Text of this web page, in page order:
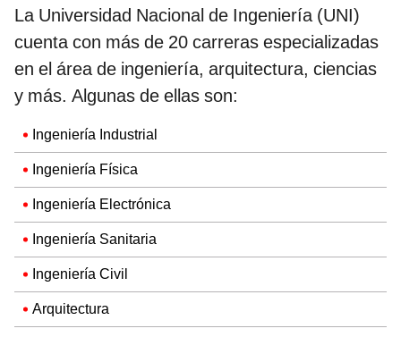
La Universidad Nacional de Ingeniería (UNI)
cuenta con más de 20 carreras especializadas
en el área de ingeniería, arquitectura, ciencias
y más. Algunas de ellas son:
Ingeniería Industrial
Ingeniería Física
Ingeniería Electrónica
Ingeniería Sanitaria
Ingeniería Civil
Arquitectura